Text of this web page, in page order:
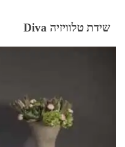
שידת טלוויזיה Diva